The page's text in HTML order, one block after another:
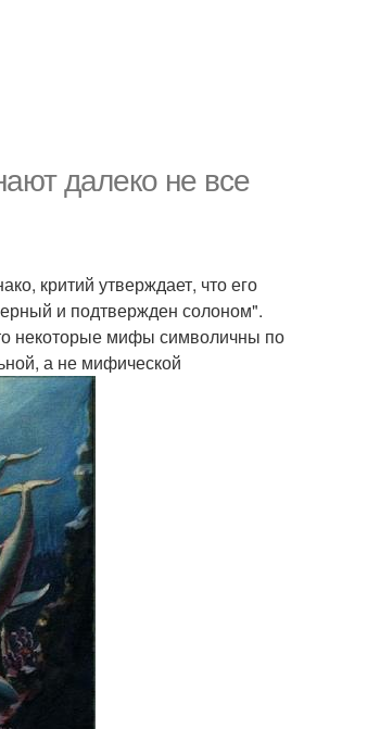
далеко не все
критий утверждает, что его
и подтвержден солоном".
некоторые мифы символичны по
а не мифической